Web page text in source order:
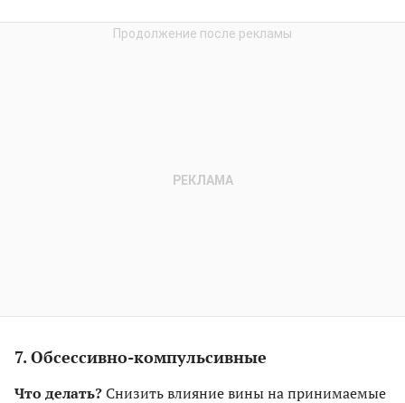
7. Обсессивно-компульсивные
Что делать?Снизить влияние вины на принимаемые